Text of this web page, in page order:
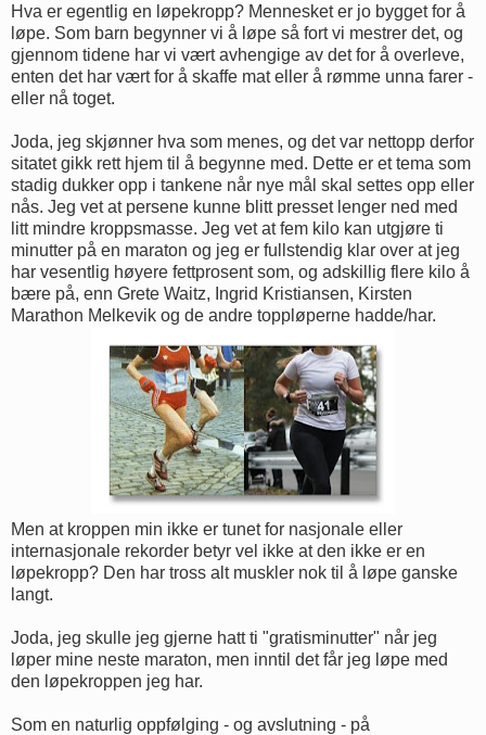
Hva er egentlig en løpekropp? Mennesket er jo bygget for å
løpe. Som barn begynner vi å løpe så fort vi mestrer det, og
gjennom tidene har vi vært avhengige av det for å overleve,
enten det har vært for å skaffe mat eller å rømme unna farer -
eller nå toget.
Joda, jeg skjønner hva som menes, og det var nettopp derfor
sitatet gikk rett hjem til å begynne med. Dette er et tema som
stadig dukker opp i tankene når nye mål skal settes opp eller
nås. Jeg vet at persene kunne blitt presset lenger ned med
litt mindre kroppsmasse. Jeg vet at fem kilo kan utgjøre ti
minutter på en maraton og jeg er fullstendig klar over at jeg
har vesentlig høyere fettprosent som, og adskillig flere kilo å
bære på, enn Grete Waitz, Ingrid Kristiansen, Kirsten
Marathon Melkevik og de andre toppløperne hadde/har.
Men at kroppen min ikke er tunet for nasjonale eller
internasjonale rekorder betyr vel ikke at den ikke er en
løpekropp? Den har tross alt muskler nok til å løpe ganske
langt.
Joda, jeg skulle jeg gjerne hatt ti "gratisminutter" når jeg
løper mine neste maraton, men inntil det får jeg løpe med
den løpekroppen jeg har.
Som en naturlig oppfølging - og avslutning - på